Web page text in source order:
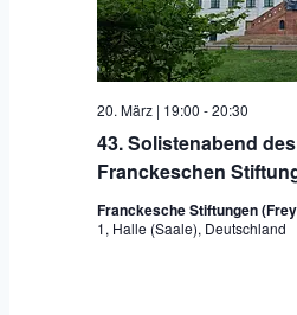
43. Solistenabend
Franckeschen
20. März | 19:00 -20:30
Franckesche Stiftungen
1, Halle (Saale), Deutschland